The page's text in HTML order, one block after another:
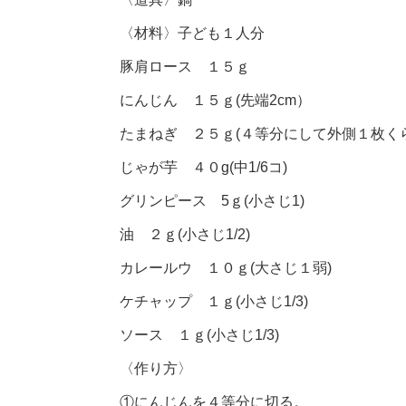
〈材料〉 子ども１人分
豚肩ロース １５ｇ
にんじん １５ｇ(先端2cm）
たまねぎ ２５ｇ(４等分にして外側１枚く
じゃが芋 ４０g(中1/6コ)
グリンピース 5ｇ(小さじ1)
油 ２ｇ(小さじ1/2)
カレールウ １０ｇ(大さじ１弱)
ケチャップ １ｇ(小さじ1/3)
ソース １ｇ(小さじ1/3)
〈作り方〉
①にんじんを４等分に切る。